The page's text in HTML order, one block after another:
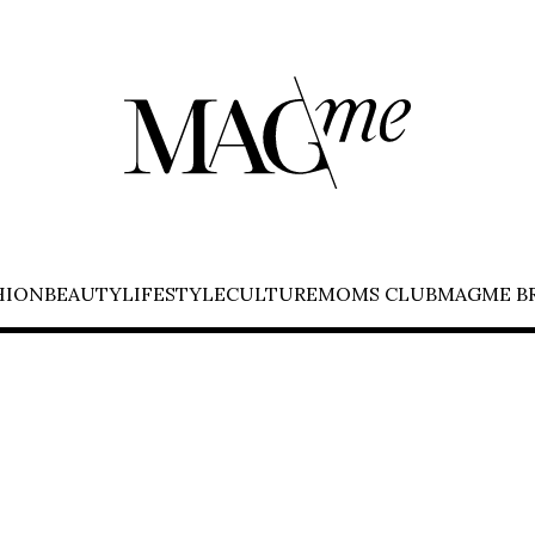
BEAUTYLIFESTYLECULTUREMOMS CLUBMAGME